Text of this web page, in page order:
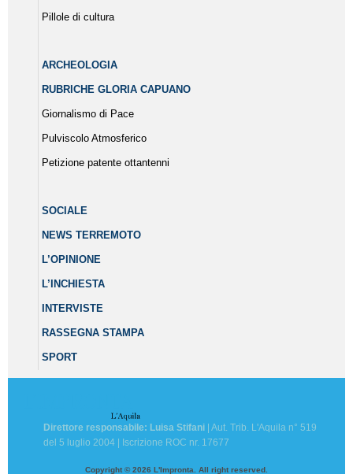
Pillole di cultura
ARCHEOLOGIA
RUBRICHE GLORIA CAPUANO
Giornalismo di Pace
Pulviscolo Atmosferico
Petizione patente ottantenni
SOCIALE
NEWS TERREMOTO
L’OPINIONE
L’INCHIESTA
INTERVISTE
RASSEGNA STAMPA
SPORT
Direttore responsabile: Luisa Stifani | Aut. Trib. L'Aquila n° 519
del 5 luglio 2004 | Iscrizione ROC nr. 17677
Copyright © 2026 L'Impronta. All right reserved.